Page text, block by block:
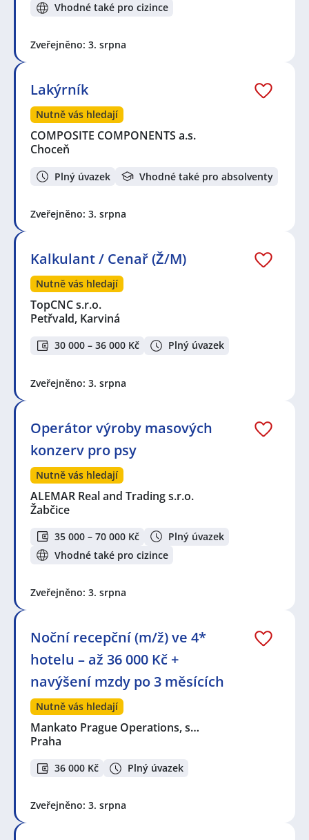
Vhodné také pro cizince
Zveřejněno: 3. srpna
Lakýrník
Nutně vás hledají
COMPOSITE COMPONENTS a.s.
Choceň
Plný úvazek Vhodné také pro absolventy
Zveřejněno: 3. srpna
Kalkulant / Cenař (Ž/M)
Nutně vás hledají
TopCNC s.r.o.
Petřvald, Karviná
30 000 – 36 000 Kč Plný úvazek
Zveřejněno: 3. srpna
Operátor výroby masových
konzerv pro psy
Nutně vás hledají
ALEMAR Real and Trading s.r.o.
Žabčice
35 000 – 70 000 Kč
Plný úvazek
Vhodné také pro cizince
Zveřejněno: 3. srpna
Noční recepční (m/ž) ve 4*
hotelu – až 36 000 Kč +
navýšení mzdy po 3 měsících
Nutně vás hledají
Mankato Prague Operations, s…
Praha
36 000 Kč Plný úvazek
Zveřejněno: 3. srpna